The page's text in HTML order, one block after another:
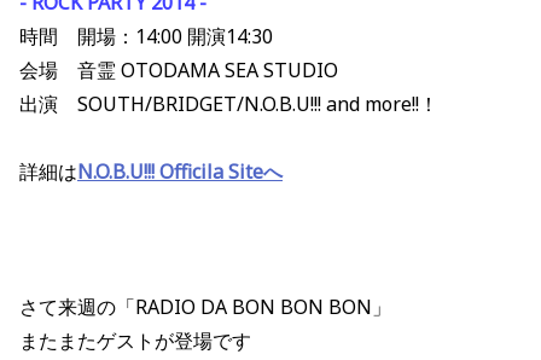
時間 開場：14:00 開演14:30
会場 音霊 OTODAMA SEA STUDIO
出演 SOUTH/BRIDGET/N.O.B.U!!! and more!!！
詳細はN.O.B.U!!! Officila Siteへ
さて来週の「RADIO DA BON BON BON」
またまたゲストが登場です